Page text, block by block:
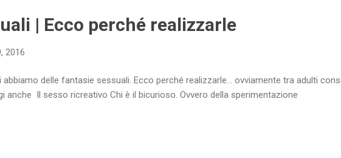
| Ecco perché realizzarle
2016
abbiamo delle fantasie sessuali. Ecco perché realizzarle... ovviamente tra adulti
anche Il sesso ricreativo Chi è il bicurioso. Ovvero della sperimentazione